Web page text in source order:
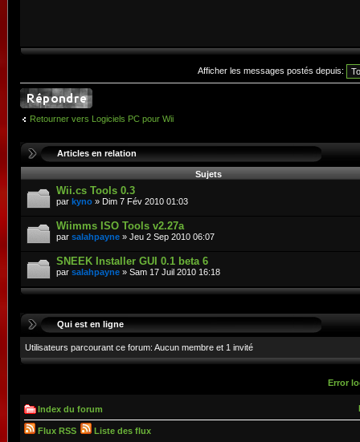
Afficher les messages postés depuis:
Retourner vers Logiciels PC pour Wii
Articles en relation
Sujets
Wii.cs Tools 0.3
par kyno » Dim 7 Fév 2010 01:03
Wiimms ISO Tools v2.27a
par salahpayne » Jeu 2 Sep 2010 06:07
SNEEK Installer GUI 0.1 beta 6
par salahpayne » Sam 17 Juil 2010 16:18
Qui est en ligne
Utilisateurs parcourant ce forum: Aucun membre et 1 invité
Error
Index du forum
Flux RSS Liste des flux